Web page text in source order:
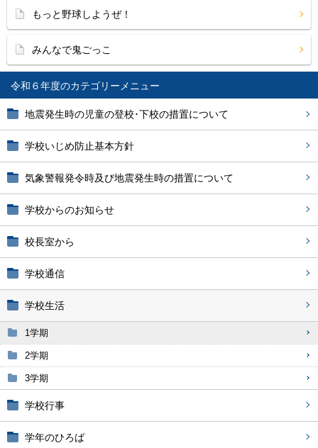
令和６年度
地震発生時の児童の登校･下校の措置について
学校いじめ防止基本方針
気象警報発令時及び地震発生時の措置について
学校からのお知らせ
校長室から
学校通信
学校生活
1学期
2学期
3学期
学校行事
学年のひろば
もっと野球しようぜ！
みんなで鬼ごっこ